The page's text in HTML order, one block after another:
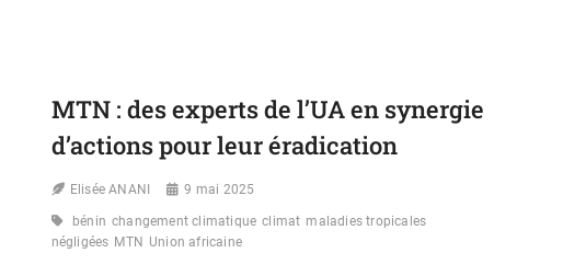
MTN : des experts de l’UA en synergie
d’actions pour leur éradication
Elisée ANANI 9 mai 2025
bénin changement climatique climat maladies tropicales
négligées MTN Union africaine